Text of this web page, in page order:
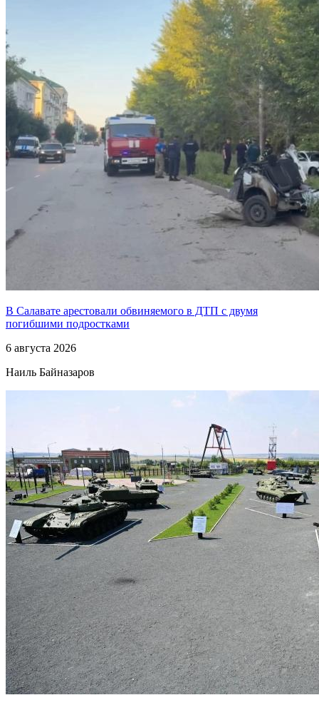
В Салавате арестовали обвиняемого в ДТП с двумя
погибшими подростками
6 августа 2026
Наиль Байназаров